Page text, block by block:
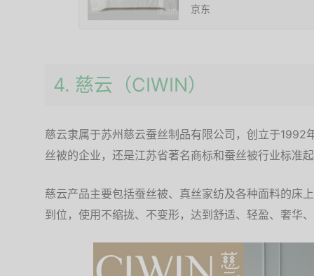
京东
4. 慈云（CIWIN）
慈云隶属于苏州慈云蚕丝制品有限公司，创立于1992
丝被的企业，还是江苏省著名商标和蚕丝被行业标准
慈云产品主要包括蚕丝被、真丝家纺及各种面料的床
到位，使用不缩拢、不变形，达到舒适、轻盈、奢华